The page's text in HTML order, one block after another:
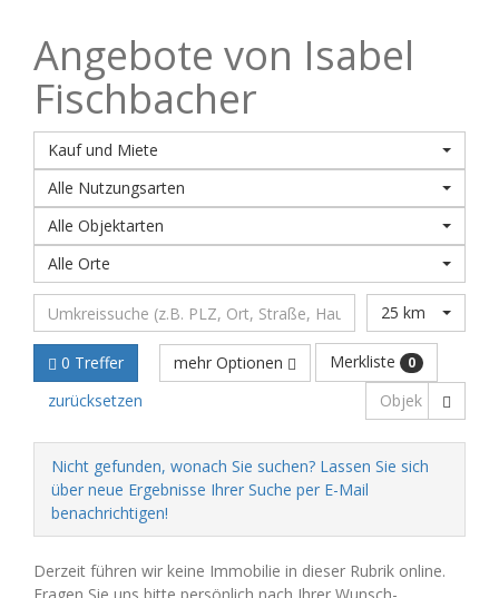
Angebote von Isabel
Fischbacher
Kauf und Miete
Alle Nutzungsarten
Alle Objektarten
Alle Orte
25 km
0 Treffer mehr Optionen Merkliste 0
zurücksetzen
Nicht gefunden, wonach Sie suchen? Lassen Sie sich
über neue Ergebnisse Ihrer Suche per E-Mail
benachrichtigen!
Derzeit führen wir keine Immobilie in dieser Rubrik online.
Fragen Sie uns bitte persönlich nach Ihrer Wunsch-